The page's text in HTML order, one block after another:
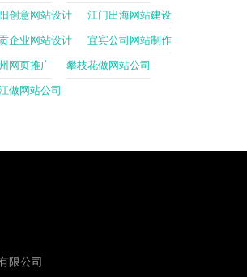
创意网站设计 江门出海网站建设
企业网站设计 宜宾公司网站制作
网页推广 攀枝花做网站公司
做网站公司
限公司